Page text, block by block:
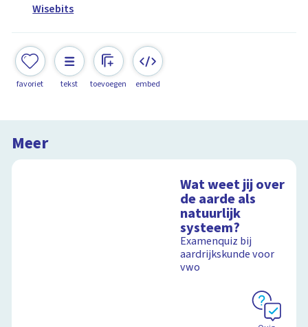
Wisebits
favoriet tekst toevoegen embed
Meer
Wat weet jij over
de aarde als
natuurlijk
systeem?
Examenquiz bij
aardrijkskunde voor
vwo